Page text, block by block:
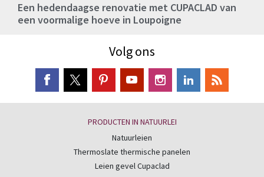
Een hedendaagse renovatie met CUPACLAD van
een voormalige hoeve in Loupoigne
Volg ons
PRODUCTEN IN NATUURLEI
Natuurleien
Thermoslate thermische panelen
Leien gevel Cupaclad